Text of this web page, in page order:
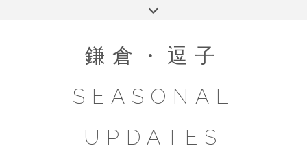
鎌倉・逗子
SEASONAL
UPDATES